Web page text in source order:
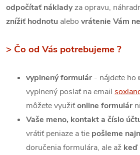
odpočítať nákladyza opravu,
znížiť hodnotu alebo vrátenie Vám
> Čo od Vás potrebujeme ?
vyplnený formulár - nájdete ho
vyplnený poslať na email
môžete využiťonline formulár
Vaše meno, kontakt a číslo
vrátiť peniaze a tie pošleme
doručenia formulára, ale až keď